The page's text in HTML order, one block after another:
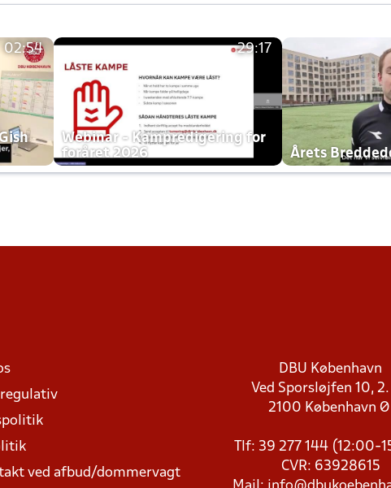
02:54 29:17
Webinar - Kampredigering for
foråret 2026
Årets
ved afbud/dommervagt
DBU København
Ved Sporsløjfen 10, 2.
2100 København Ø
Tlf: 39 277 144 (12:00-
CVR: 63928615